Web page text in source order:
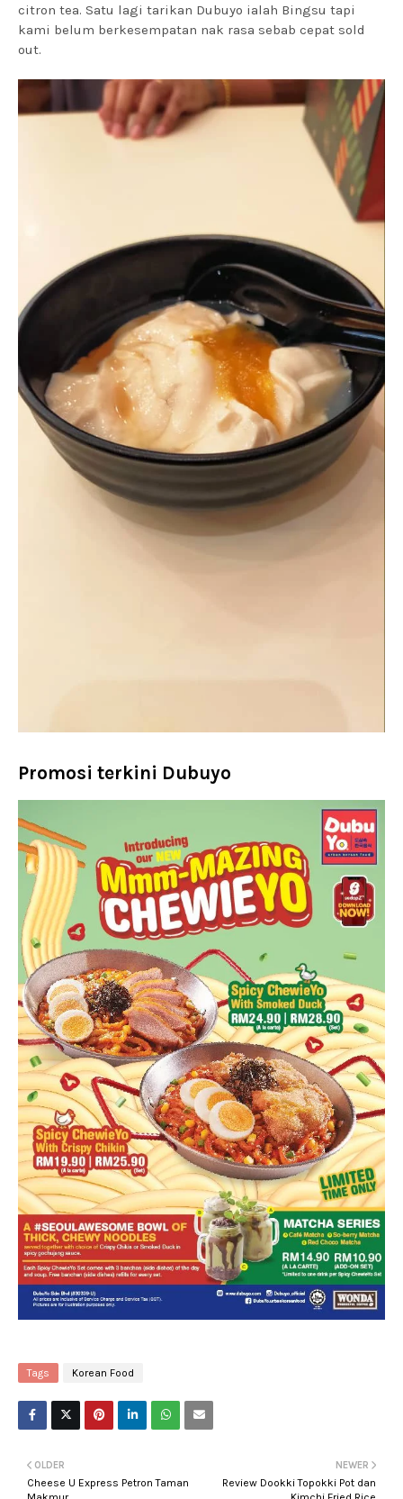
citron tea. Satu lagi tarikan Dubuyo ialah Bingsu tapi
kami belum berkesempatan nak rasa sebab cepat sold
out.
Promosi terkini Dubuyo
Tags Korean Food
NEWER
Review Dookki Topokki Pot dan
OLDER
Cheese U Express Petron Taman